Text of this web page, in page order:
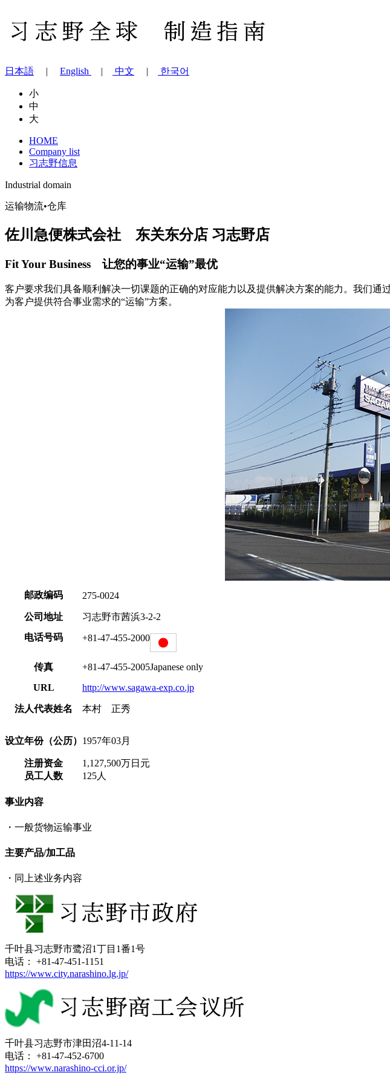
日本語 | English | 中文 | 한국어
小
中
大
HOME
Company list
习志野信息
Industrial domain
运输物流•仓库
佐川急便株式会社 东关东分店 习志野店
Fit Your Business 让您的事业“运输”最优
客户要求我们具备顺利解决一切课题的正确的对应能力以及提供解决方案的能力。我们
为客户提供符合事业需求的“运输”方案。
邮政编码 275-0024
公司地址
习志野市茜浜3-2-2
电话号码
+81-47-455-2000
Japanese only
传真
+81-47-455-2005
URL
http://www.sagawa-exp.co.jp
法人代表姓名 本村 正秀
设立年份（公历） 1957年03月
注册资金
1,127,500万日元
员工人数
125人
事业内容
・一般货物运输事业
主要产品/加工品
・同上述业务内容
千叶县习志野市鹭沼1丁目1番1号
电话： +81-47-451-1151
https://www.city.narashino.lg.jp/
千叶县习志野市津田沼4-11-14
电话： +81-47-452-6700
https://www.narashino-cci.or.jp/